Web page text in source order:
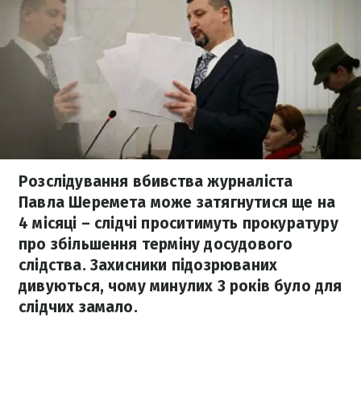
Розслідування вбивства журналіста
Павла Шеремета може затягнутися ще на
4 місяці – слідчі проситимуть прокуратуру
про збільшення терміну досудового
слідства. Захисники підозрюваних
дивуються, чому минулих 3 років було для
слідчих замало.